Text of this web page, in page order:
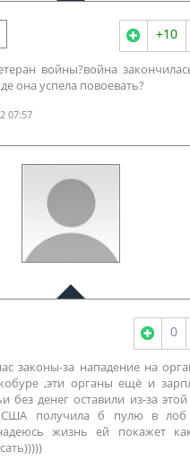
+10
войны?война
она успела повоевать?
07:57
0
законы-за нападение на
,эти органы ещё и
без денег оставили из-за
получила б пулю в лоб
жизнь ей покажет